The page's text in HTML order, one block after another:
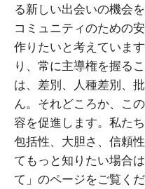
る新しい出会いの機会
コミュニティのための
作りたいと考えていま
り、常に主導権を握る
は、差別、人種差別、
ん。それどころか、こ
容を促進します。私た
包括性、大胆さ、信頼
てもっと知りたい場合
て」のページをご覧くだ